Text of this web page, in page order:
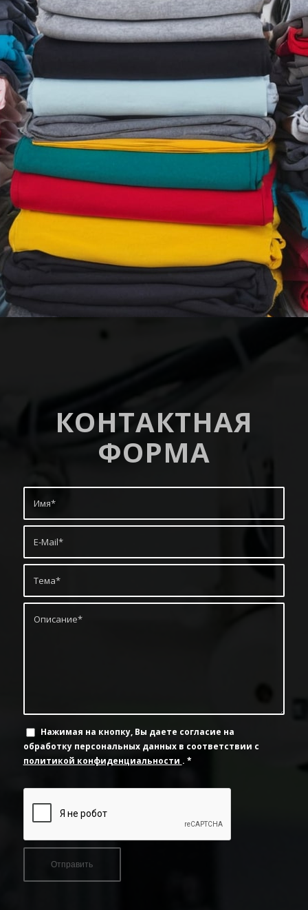
КОНТАКТНАЯ
ФОРМА
Нажимая на кнопку, Вы даете согласие на
обработку персональных данных в соответствии с
политикой конфиденциальности . *